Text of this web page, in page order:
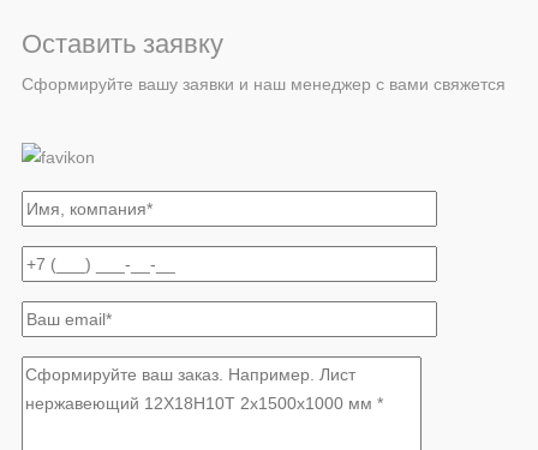
Оставить заявку
Сформируйте вашу заявки и наш менеджер с вами свяжется